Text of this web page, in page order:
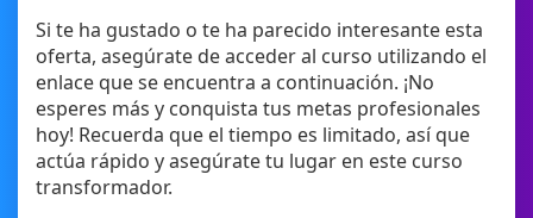
Si te ha gustado o te ha parecido interesante esta
oferta, asegúrate de acceder al curso utilizando el
enlace que se encuentra a continuación. ¡No
esperes más y conquista tus metas profesionales
hoy! Recuerda que el tiempo es limitado, así que
actúa rápido y asegúrate tu lugar en este curso
transformador.